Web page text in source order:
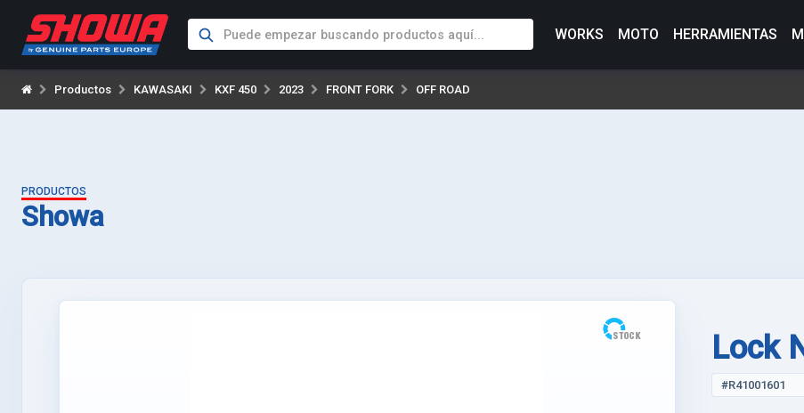
WORKS MOTO HERRAMIENTAS
Productos KAWASAKI KXF 450 2023 FRONT FORK OFF ROAD
PRODUCTOS
Showa
Lock
#R41001601